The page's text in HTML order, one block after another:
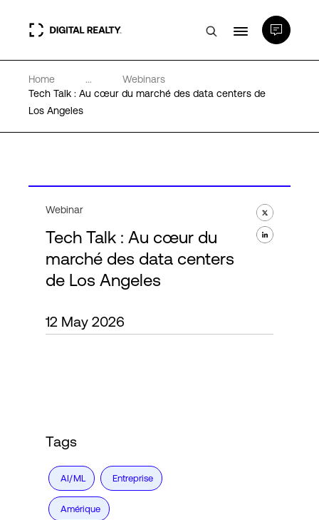
Data Centers
PlatformDIGITAL®
A propos de nous
Language
Home ...
Webinars
Tech Talk : Au cœur du marché des data centers de
Los Angeles
Webinar
Tech Talk : Au cœur du
marché des data centers
de Los Angeles
12 May 2026
Tags
AI/ML Entreprise
Amérique